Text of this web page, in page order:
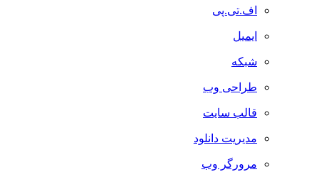
اف.تی.پی
ایمیل
شبکه
طراحی وب
قالب سایت
مدیریت دانلود
مرورگر وب